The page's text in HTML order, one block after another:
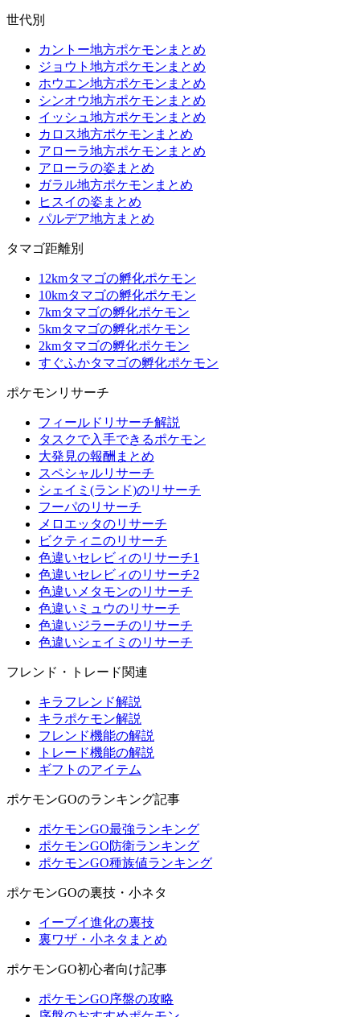
世代別
カントー地方ポケモンまとめ
ジョウト地方ポケモンまとめ
ホウエン地方ポケモンまとめ
シンオウ地方ポケモンまとめ
イッシュ地方ポケモンまとめ
カロス地方ポケモンまとめ
アローラ地方ポケモンまとめ
アローラの姿まとめ
ガラル地方ポケモンまとめ
ヒスイの姿まとめ
パルデア地方まとめ
タマゴ距離別
12kmタマゴの孵化ポケモン
10kmタマゴの孵化ポケモン
7kmタマゴの孵化ポケモン
5kmタマゴの孵化ポケモン
2kmタマゴの孵化ポケモン
すぐふかタマゴの孵化ポケモン
ポケモンリサーチ
フィールドリサーチ解説
タスクで入手できるポケモン
大発見の報酬まとめ
スペシャルリサーチ
シェイミ(ランド)のリサーチ
フーパのリサーチ
メロエッタのリサーチ
ビクティニのリサーチ
色違いセレビィのリサーチ1
色違いセレビィのリサーチ2
色違いメタモンのリサーチ
色違いミュウのリサーチ
色違いジラーチのリサーチ
色違いシェイミのリサーチ
フレンド・トレード関連
キラフレンド解説
キラポケモン解説
フレンド機能の解説
トレード機能の解説
ギフトのアイテム
ポケモンGOのランキング記事
ポケモンGO最強ランキング
ポケモンGO防衛ランキング
ポケモンGO種族値ランキング
ポケモンGOの裏技・小ネタ
イーブイ進化の裏技
裏ワザ・小ネタまとめ
ポケモンGO初心者向け記事
ポケモンGO序盤の攻略